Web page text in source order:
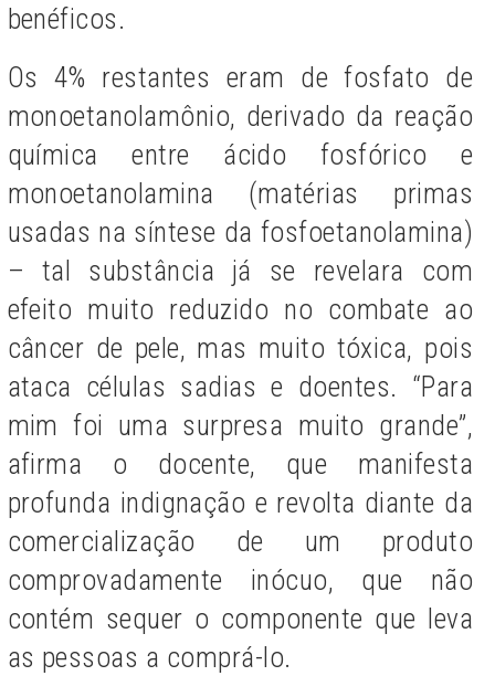
benéficos.
Os 4% restantes eram de fosfato de
monoetanolamônio, derivado da reação
química entre ácido fosfórico e
monoetanolamina (matérias primas
usadas na síntese da fosfoetanolamina)
– tal substância já se revelara com
efeito muito reduzido no combate ao
câncer de pele, mas muito tóxica, pois
ataca células sadias e doentes. “Para
mim foi uma surpresa muito grande”,
afirma o docente, que manifesta
profunda indignação e revolta diante da
comercialização de um produto
comprovadamente inócuo, que não
contém sequer o componente que leva
as pessoas a comprá-lo.